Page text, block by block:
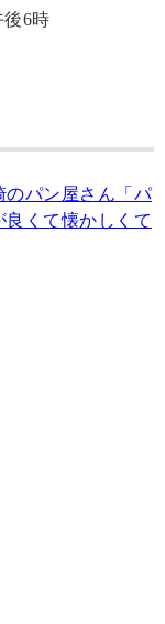
6時
のパン屋さん「パ
良くて懐かしくて